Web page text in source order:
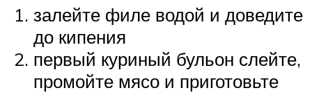
залейте филе водой и доведите
до кипения
первый куриный бульон слейте,
промойте мясо и приготовьте